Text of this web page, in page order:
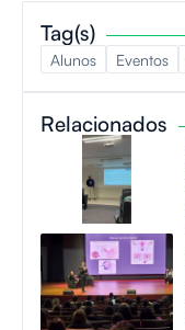
Relacionados
Tag(s)
Alunos Eventos